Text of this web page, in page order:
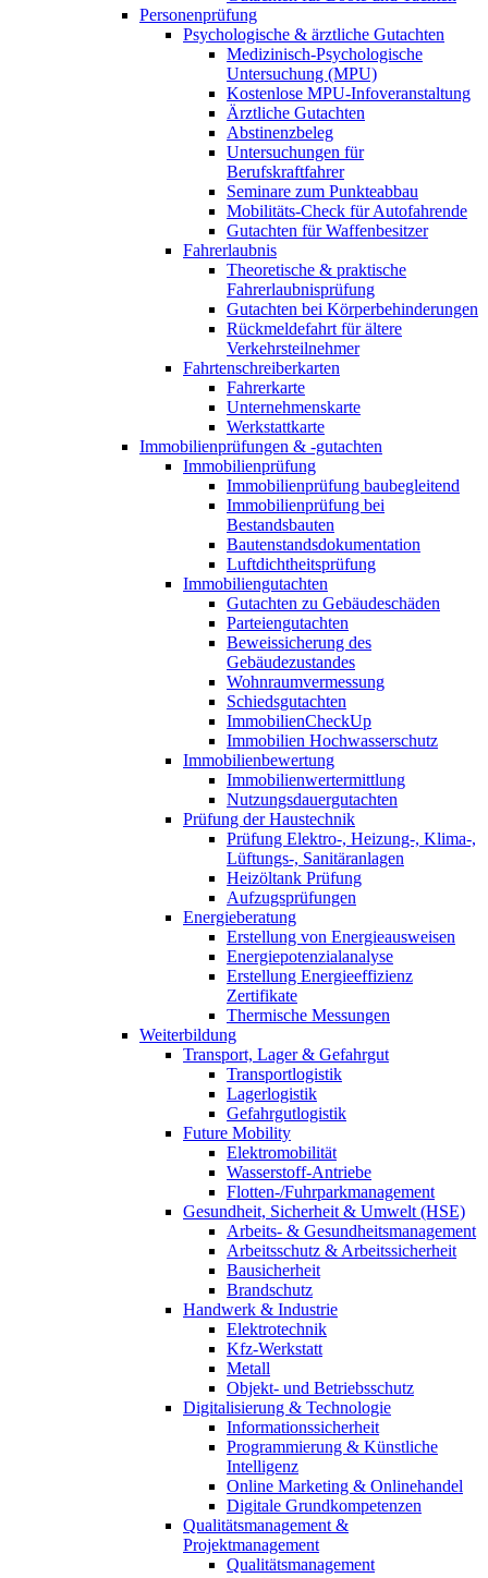
Personenprüfung
Psychologische & ärztliche Gutachten
Medizinisch-Psychologische
Untersuchung (MPU)
Kostenlose MPU-Infoveranstaltung
Ärztliche Gutachten
Abstinenzbeleg
Untersuchungen für
Berufskraftfahrer
Seminare zum Punkteabbau
Mobilitäts-Check für Autofahrende
Gutachten für Waffenbesitzer
Fahrerlaubnis
Theoretische & praktische
Fahrerlaubnisprüfung
Gutachten bei Körperbehinderungen
Rückmeldefahrt für ältere
Verkehrsteilnehmer
Fahrtenschreiberkarten
Fahrerkarte
Unternehmenskarte
Werkstattkarte
Immobilienprüfungen & -gutachten
Immobilienprüfung
Immobilienprüfung baubegleitend
Immobilienprüfung bei
Bestandsbauten
Bautenstandsdokumentation
Luftdichtheitsprüfung
Immobiliengutachten
Gutachten zu Gebäudeschäden
Parteiengutachten
Beweissicherung des
Gebäudezustandes
Wohnraumvermessung
Schiedsgutachten
ImmobilienCheckUp
Immobilien Hochwasserschutz
Immobilienbewertung
Immobilienwertermittlung
Nutzungsdauergutachten
Prüfung der Haustechnik
Prüfung Elektro-, Heizung-, Klima-,
Lüftungs-, Sanitäranlagen
Heizöltank Prüfung
Aufzugsprüfungen
Energieberatung
Erstellung von Energieausweisen
Energiepotenzialanalyse
Erstellung Energieeffizienz
Zertifikate
Thermische Messungen
Weiterbildung
Transport, Lager & Gefahrgut
Transportlogistik
Lagerlogistik
Gefahrgutlogistik
Future Mobility
Elektromobilität
Wasserstoff-Antriebe
Flotten-/Fuhrparkmanagement
Gesundheit, Sicherheit & Umwelt (HSE)
Arbeits- & Gesundheitsmanagement
Arbeitsschutz & Arbeitssicherheit
Bausicherheit
Brandschutz
Handwerk & Industrie
Elektrotechnik
Kfz-Werkstatt
Metall
Objekt- und Betriebsschutz
Digitalisierung & Technologie
Informationssicherheit
Programmierung & Künstliche
Intelligenz
Online Marketing & Onlinehandel
Digitale Grundkompetenzen
Qualitätsmanagement &
Projektmanagement
Qualitätsmanagement